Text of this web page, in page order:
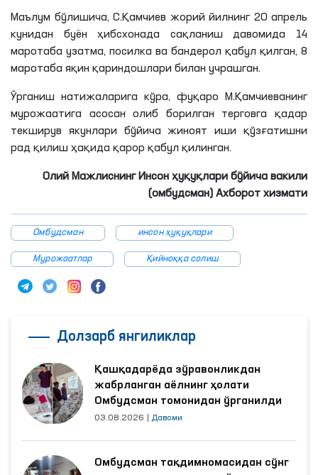
Маълум бўлишича, С.Қамчиев жорий йилнинг 20 апрель
кунидан буён ҳибсхонада сақланиш давомида 14
маротаба узатма, посилка ва бандерол қабул қилган, 8
маротаба яқин қариндошлари билан учрашган.
Ўрганиш натижаларига кўра, фуқаро М.Қамчиеванинг
мурожаатига асосан олиб борилган терговга қадар
текширув якунлари бўйича жиноят иши қўзғатишни
рад қилиш ҳақида қарор қабул қилинган.
Олий Мажлиснинг Инсон ҳуқуқлари бўйича вакили
(омбудсман) Ахборот хизмати
Омбудсман инсон ҳуқуқлари
Мурожаатлар Қийноққа солиш
Долзарб янгиликлар
Қашқадарёда зўравонликдан
жабрланган аёлнинг ҳолати
Омбудсман томонидан ўрганилди
03.08.2026 Давоми
Омбудсман тақдимномасидан сўнг